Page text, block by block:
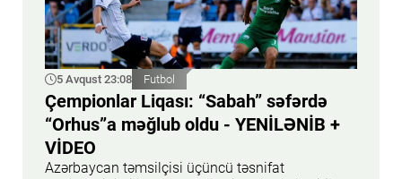
5 Avqust 23:08 Futbol
Çempionlar Liqası: “Sabah” səfərdə
“Orhus”a məğlub oldu - YENİLƏNİB +
VİDEO
Azərbaycan təmsilçisi üçüncü təsnifat